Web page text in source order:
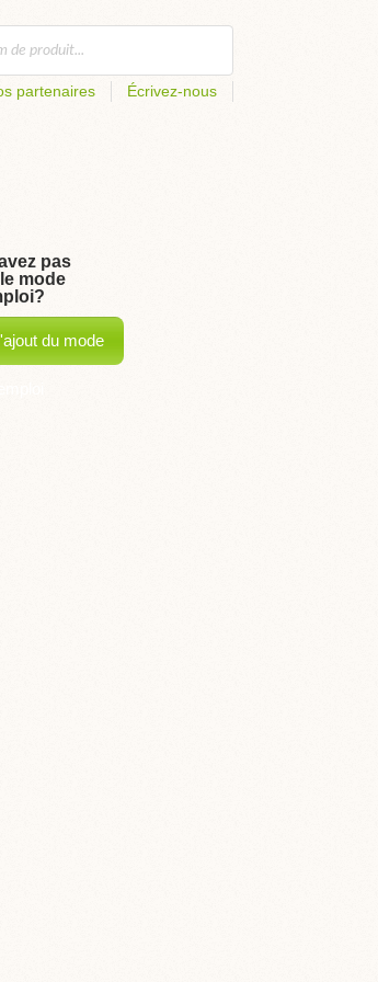
partenaires Écrivez-nous
pas
mode
du mode